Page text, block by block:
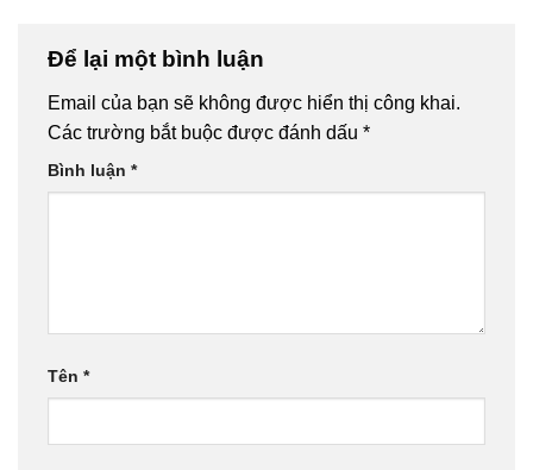
Để lại một bình luận
Email của bạn sẽ không được hiển thị công khai.
Các trường bắt buộc được đánh dấu *
Bình luận *
Tên *